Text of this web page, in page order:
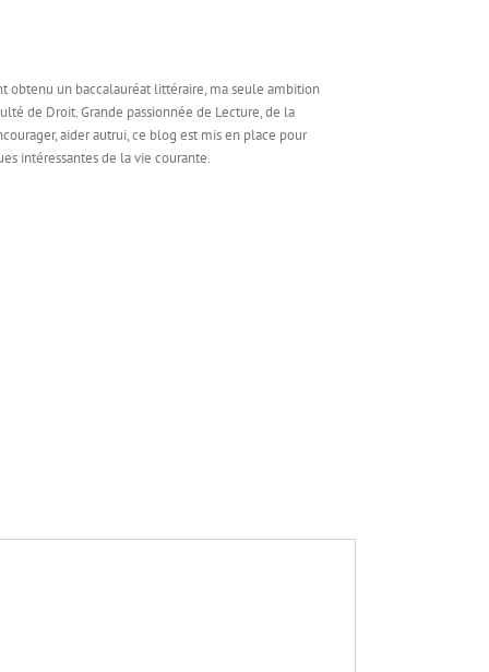
obtenu un baccalauréat littéraire, ma seule ambition
de Droit. Grande passionnée de Lecture, de la
aider autrui, ce blog est mis en place pour
intéressantes de la vie courante.